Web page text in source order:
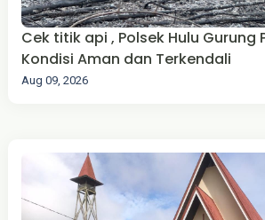
Cek titik api , Polsek Hulu Gurung
Kondisi Aman dan Terkendali
Aug 09, 2026